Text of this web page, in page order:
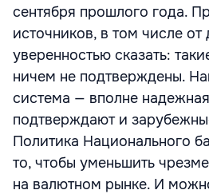
сентября прошлого года.
источников, в том числе от
уверенностью сказать:
ничем не подтверждены.
система — вполне
подтверждают и
Политика Национального
то, чтобы уменьшить
на валютном рынке. И